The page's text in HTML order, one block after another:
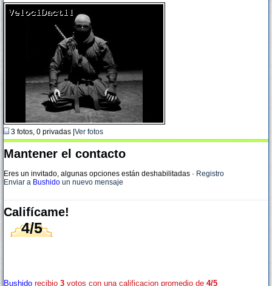
3 fotos, 0 privadas | Ver fotos
Mantener el contacto
Eres un invitado, algunas opciones están deshabilitadas · Registro
Enviar a Bushido un nuevo mensaje
Califícame!
4/5
Bushido recibio 3 votos con una calificacion promedio de 4/5